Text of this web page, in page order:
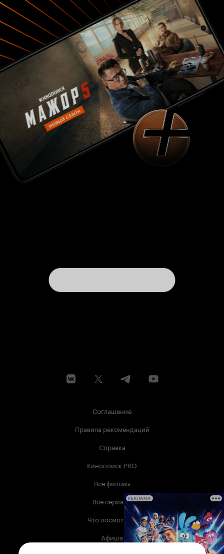
Соглашение
Правила рекомендаций
Справка
Кинопоиск PRO
Все фильмы
Все сериалы
Что посмотреть
Афиша
РЕКЛАМА